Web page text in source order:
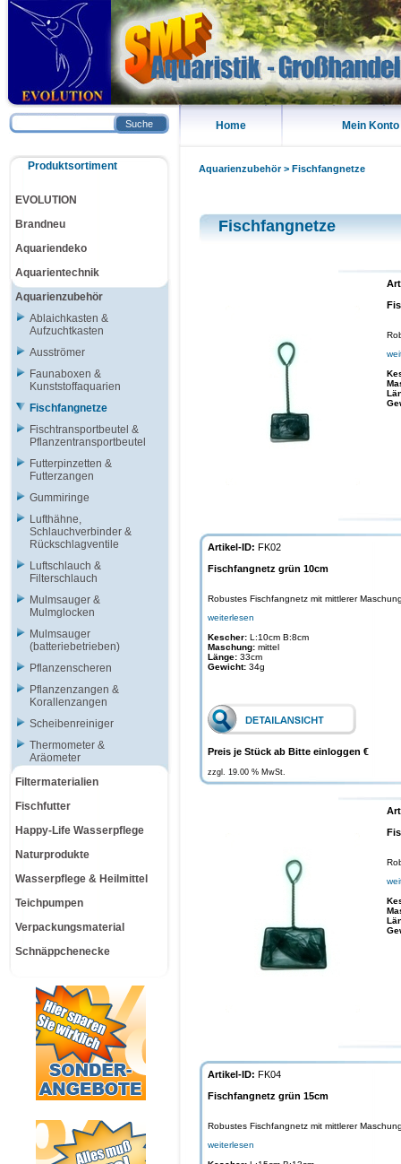
Home Mein Konto
Aquarienzubehör> Fischfangnetze
Fischfangnetze
Artikel-ID: FK02
Fischfangnetz grün 10cm
Robustes Fischfangnetz mit mittlerer
weiterlesen
Kescher: L:10cm B:8cm
Maschung: mittel
Länge: 33cm
Gewicht: 34g
Preis je Stück ab Bitte einloggen €
zzgl. 19.00 % MwSt.
Artikel-ID: FK04
Fischfangnetz grün 15cm
Robustes Fischfangnetz mit mittlerer
weiterlesen
Suche
Produktsortiment
EVOLUTION
Brandneu
Aquariendeko
Aquarientechnik
Aquarienzubehör
Ablaichkasten &
Aufzuchtkasten
Ausströmer
Faunaboxen &
Kunststoffaquarien
Fischfangnetze
Fischtransportbeutel &
Pflanzentransportbeutel
Futterpinzetten &
Futterzangen
Gummiringe
Lufthähne,
Schlauchverbinder &
Rückschlagventile
Luftschlauch &
Filterschlauch
Mulmsauger &
Mulmglocken
Mulmsauger
(batteriebetrieben)
Pflanzenscheren
Pflanzenzangen &
Korallenzangen
Scheibenreiniger
Thermometer &
Aräometer
Filtermaterialien
Fischfutter
Happy-Life Wasserpflege
Naturprodukte
Wasserpflege & Heilmittel
Teichpumpen
Verpackungsmaterial
Schnäppchenecke